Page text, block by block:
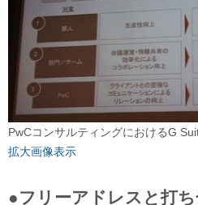
PwCコンサルティングにおけるG
拡大画像表示
●フリーアドレスと打